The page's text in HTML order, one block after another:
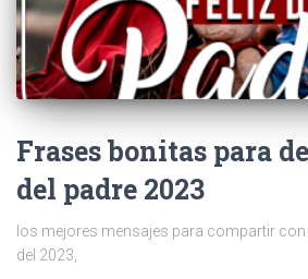
Frases bonitas para
del padre 2023
los mejores mensajes para compartir
del 2023,